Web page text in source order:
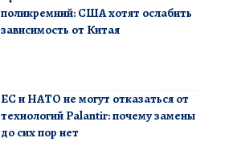
поликремний: США хотят ослабить
зависимость от Китая
ЕС и НАТО не могут отказаться от
технологий Palantir: почему замены
до сих пор нет